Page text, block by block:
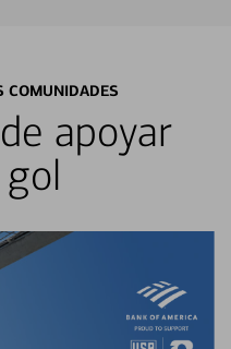
COMUNIDADES
apoyar